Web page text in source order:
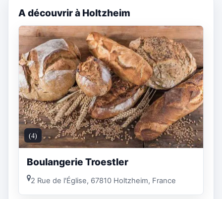
A découvrir à Holtzheim
(4)
Boulangerie Troestler
2 Rue de l'Église, 67810 Holtzheim, France